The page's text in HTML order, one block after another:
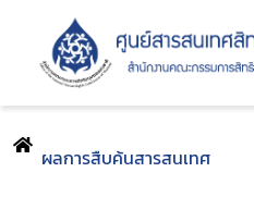
ผลการสืบค้นสารสนเทศ